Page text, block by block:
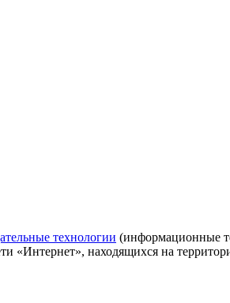
технологии (информационные
«Интернет», находящихся на